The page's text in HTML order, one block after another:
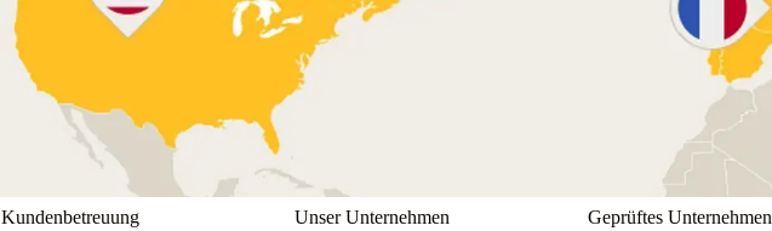
Kundenbetreuung
Unser Unternehmen
Geprüftes Unternehmen